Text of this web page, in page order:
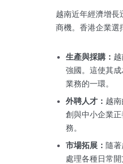
越南近年經濟增長
商機。香港企業選
生產與採購：
強國。這使其
業務的一環。
外聘人才 ： 越
創與中小企業
務。
市場拓展： 隨
處理各種日常